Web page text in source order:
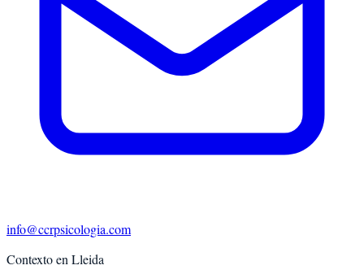
info@ccrpsicologia.com
Contexto en Lleida